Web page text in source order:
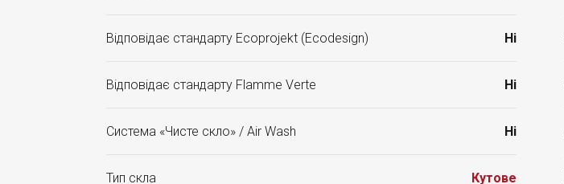
Відповідає стандарту Ecoprojekt (Ecodesign) Ні
Відповідає стандарту Flamme Verte Ні
Система «Чисте скло» / Air Wash Ні
Тип скла Кутове